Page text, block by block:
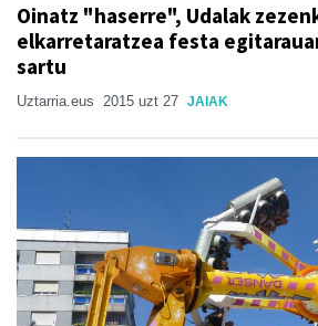
Oinatz "haserre", Udalak
elkarretaratzea festa
sartu
Uztarria.eus 2015 uzt 27 JAIAK